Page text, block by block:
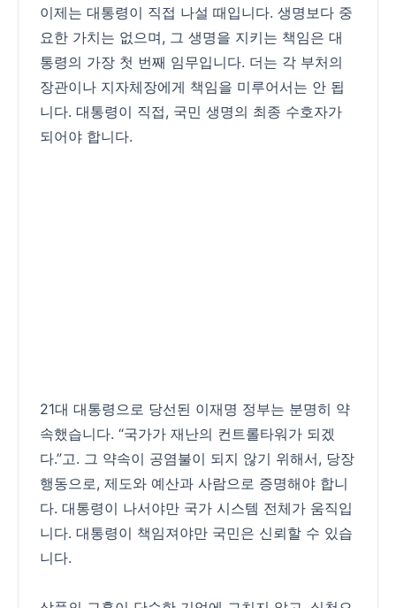
이제는 대통령이 직접 나설 때입니다. 생명보다 중
요한 가치는 없으며, 그 생명을 지키는 책임은 대
통령의 가장 첫 번째 임무입니다. 더는 각 부처의
장관이나 지자체장에게 책임을 미루어서는 안 됩
니다. 대통령이 직접, 국민 생명의 최종 수호자가
되어야 합니다.
21대 대통령으로 당선된 이재명 정부는 분명히 약
속했습니다. “국가가 재난의 컨트롤타워가 되겠
다.”고. 그 약속이 공염불이 되지 않기 위해서, 당장
행동으로, 제도와 예산과 사람으로 증명해야 합니
다. 대통령이 나서야만 국가 시스템 전체가 움직입
니다. 대통령이 책임져야만 국민은 신뢰할 수 있습
니다.